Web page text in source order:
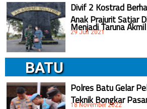
Divif 2 Kostrad
Anak Prajurit Satjar
Menjadi Taruna Akmil
29 Juli 2021
BATU
Polres Batu Gelar
Teknik Bongkar
18 November 2022